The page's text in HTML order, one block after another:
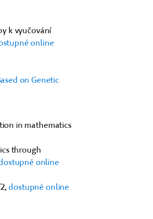
k vyučování
online
on Genetic
in mathematics
through
online
2,dostupné online